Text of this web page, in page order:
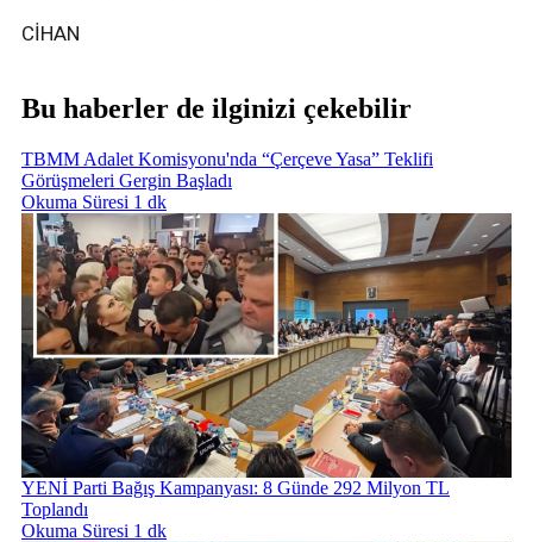
CİHAN
Bu haberler de ilginizi çekebilir
TBMM Adalet Komisyonu'nda “Çerçeve Yasa” Teklifi
Görüşmeleri Gergin Başladı
Okuma Süresi 1 dk
YENİ Parti Bağış Kampanyası: 8 Günde 292 Milyon TL
Toplandı
Okuma Süresi 1 dk